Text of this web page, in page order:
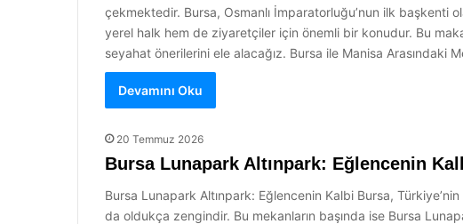
çekmektedir. Bursa, Osmanlı İmparatorluğu’nun ilk başkenti
yerel halk hem de ziyaretçiler için önemli bir konudur. Bu
seyahat önerilerini ele alacağız. Bursa ile Manisa Arasındaki
Devamını Oku
20 Temmuz 2026
Bursa Lunapark Altınpark: Eğlencenin
Bursa Lunapark Altınpark: Eğlencenin Kalbi Bursa,
da oldukça zengindir. Bu mekanların başında ise Bursa